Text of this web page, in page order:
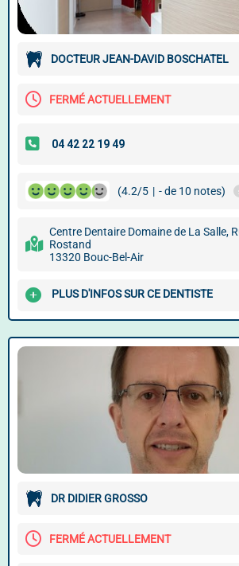
DOCTEUR JEAN-DAVID BOSCHATEL
FERMÉ ACTUELLEMENT
(4.2/5 | - de 10 notes)
Centre Dentaire Domaine de La Salle,
Rostand
13320 Bouc-Bel-Air
PLUS D'INFOS SUR CE DENTISTE
DR DIDIER GROSSO
FERMÉ ACTUELLEMENT